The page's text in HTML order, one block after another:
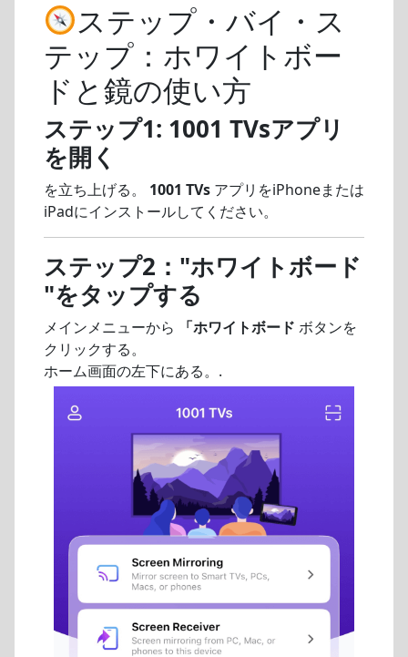
ステップ・バイ・ス
テップ：ホワイトボー
ドと鏡の使い方
ステップ1: 1001 TVsアプリ
を開く
を立ち上げる。 1001 TVs アプリをiPhoneまたは
iPadにインストールしてください。
ステップ2："ホワイトボード
"をタップする
メインメニューから 「ホワイトボード ボタンを
クリックする。
ホーム画面の左下にある。.